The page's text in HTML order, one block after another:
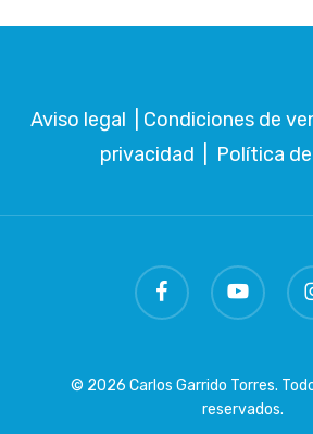
Aviso legal Condiciones de
privacidad
Política
facebook youtube
© 2026 Carlos Garrido Torres.
reservados.